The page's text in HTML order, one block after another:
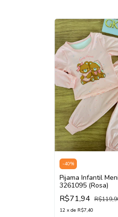
-40%
Pijama Infantil
3261095 (Rosa)
R$71,94
12 x de R$7,40